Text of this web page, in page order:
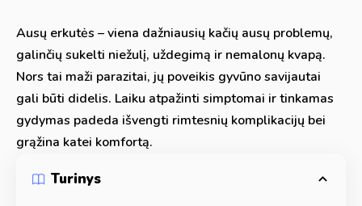
Ausų erkutės – viena dažniausių kačių ausų problemų,
galinčių sukelti niežulį, uždegimą ir nemalonų kvapą.
Nors tai maži parazitai, jų poveikis gyvūno savijautai
gali būti didelis. Laiku atpažinti simptomai ir tinkamas
gydymas padeda išvengti rimtesnių komplikacijų bei
grąžina katei komfortą.
Turinys